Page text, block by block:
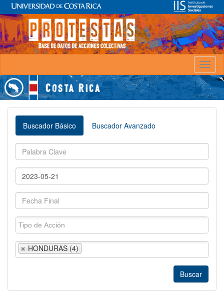
Buscador Básico Buscador Avanzado
HONDURAS (4)